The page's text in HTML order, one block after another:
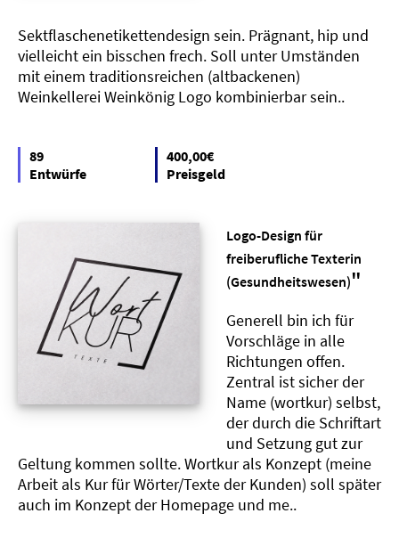
Sektflaschenetikettendesign sein. Prägnant, hip und
vielleicht ein bisschen frech. Soll unter Umständen
mit einem traditionsreichen (altbackenen)
Weinkellerei Weinkönig Logo kombinierbar sein..
89
Entwürfe
400,00€
Preisgeld
Logo-Design für
freiberufliche Texterin
(Gesundheitswesen)"
Generell bin ich für
Vorschläge in alle
Richtungen offen.
Zentral ist sicher der
Name (wortkur) selbst,
der durch die Schriftart
und Setzung gut zur
Geltung kommen sollte. Wortkur als Konzept (meine
Arbeit als Kur für Wörter/Texte der Kunden) soll später
auch im Konzept der Homepage und me..